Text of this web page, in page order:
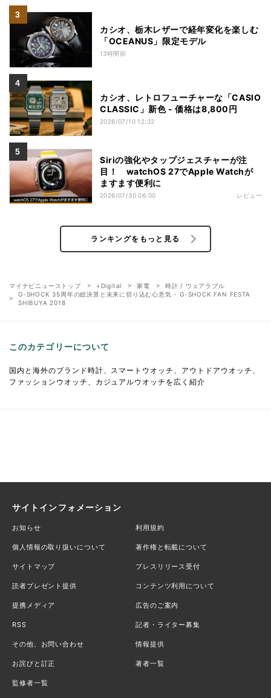
カシオ、栃木レザーで経年変化を楽しむ
「OCEANUS」限定モデル
13時間前
カシオ、レトロフューチャーな「CASIO
CLASSIC」新色 - 価格は8,800円
2026/07/10 12:32
Siriの強化やタップジェスチャーが注
目！ watchOS 27でApple Watchが
ますます便利に
2026/07/30 06:00 レビュー
ランキングをもっと見る
マイナビニューストップ +Digital 家電
時計 / ウェアラブル
G-SHOCK 35周年の総決算と未来に切り込む心意気 - G-SHOCK FAN FESTA
SHIBUYA 2018
このカテゴリーについて
国内と海外のブランド時計、スマートウオッチ、アウトドアウオッチ、
ファッションウオッチ、カジュアルウオッチを広く紹介
サイトインフォメーション
お知らせ 利用規約
個人情報の取り扱いについて 著作権と転載について
サイトマップ プレスリリース受付
読者プレゼント提供 コンテンツ利用について
提携メディア 広告のご案内
RSS 記者・ライター募集
その他、お問い合わせ 情報提供
お詫びと訂正 著者一覧
監修者一覧